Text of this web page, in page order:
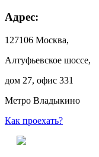
Адрес:
127106 Москва,
Алтуфьевское шоссе,
дом 27, офис 331
Метро Владыкино
Как проехать?